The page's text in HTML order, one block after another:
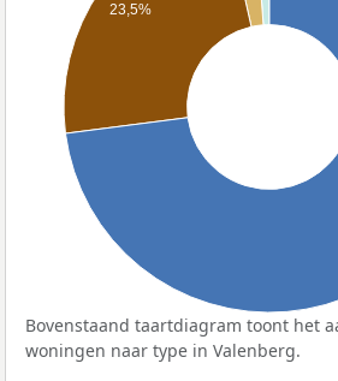
23,5%
Bovenstaand taartdiagram toont het
woningen naar type in Valenberg.